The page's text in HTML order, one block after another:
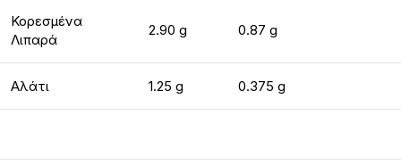
Κορεσμένα
Λιπαρά
2.90 g 0.87 g
Αλάτι 1.25 g 0.375 g